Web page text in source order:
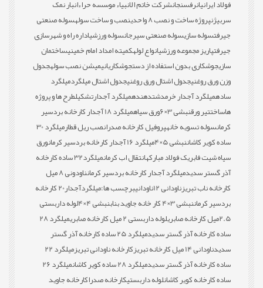
فولاد ایرانیانرفسنجانشرکت خاتم الانبیاء موسسه حراءانبار نمک
سربیژنپروژه ساخت و نصب 8 واحدی نصب و ساخت سولهسوله صنعتی
جیرفتسوله سازیسوله صنعتی سیرجانسوله ورزشیاداره راه و شهرسازی
جیرفتپاریز مجموعه ورزشیانواع لولهکمیته امداد امام خمینیساختمان
سازیجوشکاری بدون استفاده از دستجوشکاریانیمیشن نصب سولهجدول
وزن ورق روغنیجدول اشتال ورق روغنیجدول اشتال میلگردمیلگرد
سادهمیلگرد آجدار خرمدشتدهندهمیلگرد آجدارتشکیلطرح ها و پروژه
هاساختتیر ورقنبشی 3×6 ورق سیاه
میلگرد 18 آجدار کارخانه بردسیر
کرمانسوله تسویه خانهپروفیل کارخانه صدرانصب ریل قطار
میلگرد 30
ساده کویر کاشاننبشی 5×4 میلگرد 16 آجدار کارخانه بردسیر کرمان
ورق
سیاه شیت فابریک فولاد مبارکهانتقال اب کرمان
میلگرد32 ساده کارخانه
آذر گستر سدیدمیلگرد آجدار کارخانه بردسیر کرمان
ناودونی 8 میل
کارخانه ناب تبریزناودانی 12 ناودانیبرچسب ها:
میلگردآجدار20 کارخانه
بردسیر کرماننبشی 3×4 کار خانه جاوید بناب نبشی 4×4
لوله داربستی
2.5میل کارخانه صابری
لوله داربستی 2 میل کارخانه صابری
میلگرد 28
ساده کارخانه آذر گستر سدید
میلگرد 25 ساده کارخانه آذر گستر
سدیدناودانی 14 میل کارخانه تبریز کارخانه ناودانی تبریز
میلگرد 22
ساده کارخانه آذر گستر سدیدمیلگرد 28 ساده کویر کاشان
میلگرد 26
ساده کارخانه کویر کاشانلوله داربستیکارخانه صدراکارخانه جاوید